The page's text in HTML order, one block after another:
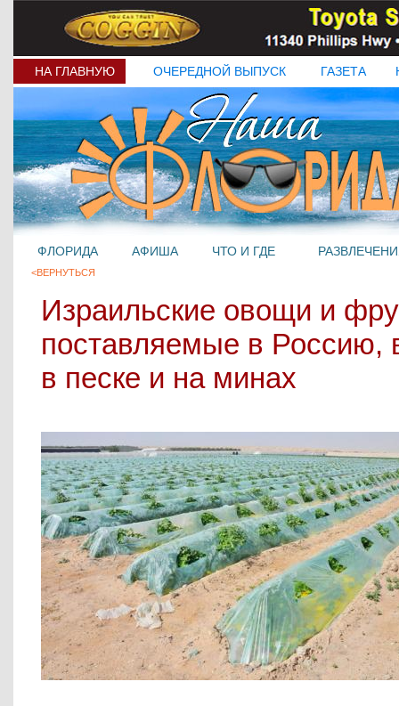
НА ГЛАВНУЮ ОЧЕРЕДНОЙ ВЫПУСК ГАЗЕТА
ФЛОРИДА АФИША ЧТО И ГДЕ
<ВЕРНУТЬСЯ
Израильские овощи и
поставляемые в Россию,
в песке и на минах